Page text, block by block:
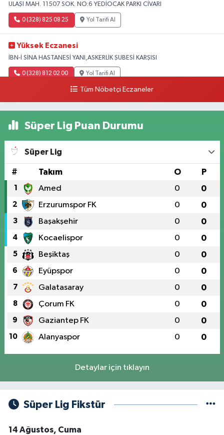
ULAŞI MAH. 11507 SOK. NO:6 YEDİOCAK PARKI CİVARI
0 (328) 825 08 25 Yol Tarifi Al
Yüksek Eczanesi
İBN-İ SİNA HASTANESİ YANI,ASKERLİK ŞUBESİ KARŞISI
0 (328) 812 02 00 Yol Tarifi Al
Tüm Nöbetçi Eczaneler
Süper Lig Puan Durumu
Süper Lig
# Takım O P
1 Amed 0 0
2 Erzurumspor FK 0 0
3 Başakşehir 0 0
4 Kocaelispor 0 0
5 Beşiktaş 0 0
6 Eyüpspor 0 0
7 Galatasaray 0 0
8 Çorum FK 0 0
9 Gaziantep FK 0 0
10 Alanyaspor 0 0
Detaylar için tıklayın
Süper Lig Fikstür
14 Ağustos, Cuma